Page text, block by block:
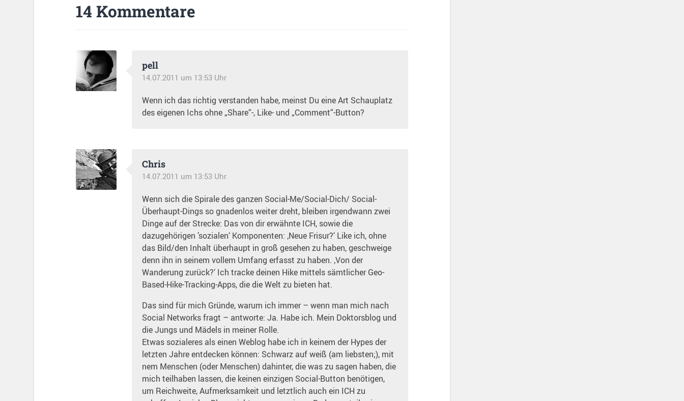
14 Kommentare
pell
14.07.2011 um 13:53 Uhr
Wenn ich das richtig verstanden habe, meinst Du eine Art Schauplatz
des eigenen Ichs ohne „Share“-, Like- und „Comment“-Button?
Chris
14.07.2011 um 13:53 Uhr
Wenn sich die Spirale des ganzen Social-Me/Social-Dich/ Social-
Überhaupt-Dings so gnadenlos weiter dreht, bleiben irgendwann zwei
Dinge auf der Strecke: Das von dir erwähnte ICH, sowie die
dazugehörigen ’sozialen‘ Komponenten: ‚Neue Frisur?‘ Like ich, ohne
das Bild/den Inhalt überhaupt in groß gesehen zu haben, geschweige
denn ihn in seinem vollem Umfang erfasst zu haben. ‚Von der
Wanderung zurück?‘ Ich tracke deinen Hike mittels sämtlicher Geo-
Based-Hike-Tracking-Apps, die die Welt zu bieten hat.
Das sind für mich Gründe, warum ich immer – wenn man mich nach
Social Networks fragt – antworte: Ja. Habe ich. Mein Doktorsblog und
die Jungs und Mädels in meiner Rolle.
Etwas sozialeres als einen Weblog habe ich in keinem der Hypes der
letzten Jahre entdecken können: Schwarz auf weiß (am liebsten;), mit
nem Menschen (oder Menschen) dahinter, die was zu sagen haben, die
mich teilhaben lassen, die keinen einzigen Social-Button benötigen,
um Reichweite, Aufmerksamkeit und letztlich auch ein ICH zu